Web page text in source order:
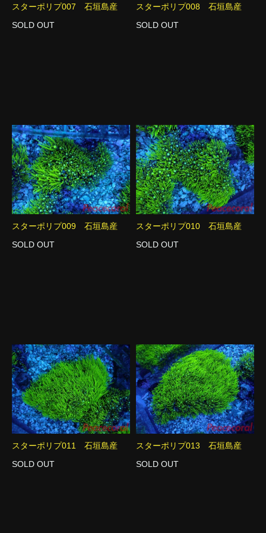
スターポリプ007 石垣島産
SOLD OUT
スターポリプ008 石垣島産
SOLD OUT
スターポリプ009 石垣島産
SOLD OUT
スターポリプ010 石垣島産
SOLD OUT
スターポリプ011 石垣島産
SOLD OUT
スターポリプ013 石垣島産
SOLD OUT